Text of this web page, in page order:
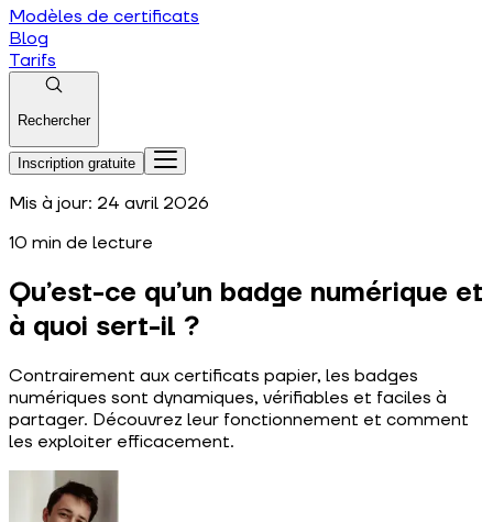
Modèles de certificats
Blog
Tarifs
Rechercher
Inscription gratuite
Mis à jour: 24 avril 2026
10 min de lecture
Qu’est-ce qu’un badge numérique et
à quoi sert-il ?
Contrairement aux certificats papier, les badges
numériques sont dynamiques, vérifiables et faciles à
partager. Découvrez leur fonctionnement et comment
les exploiter efficacement.